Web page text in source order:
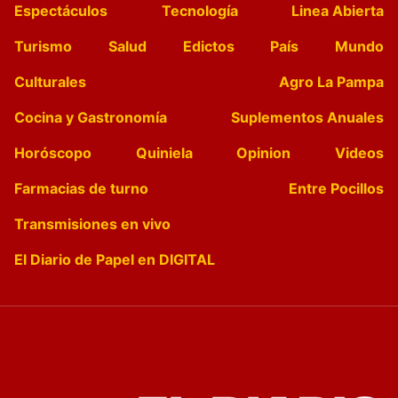
Espectáculos
Tecnología
Linea Abierta
Turismo
Salud Edictos País
Mundo
Culturales
Agro La Pampa
Cocina y Gastronomía
Suplementos Anuales
Horóscopo
Quiniela Opinion
Videos
Farmacias de turno
Entre Pocillos
Transmisiones en vivo
El Diario de Papel en DIGITAL